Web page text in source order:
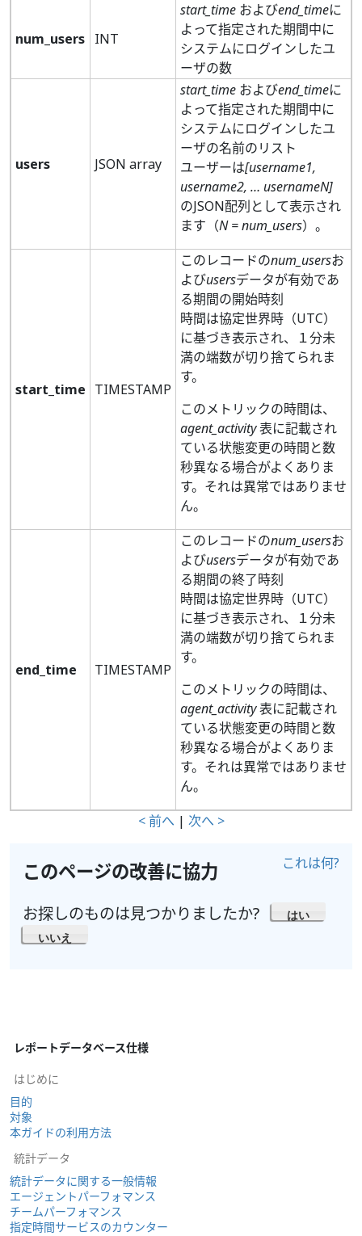
num_users INT
start_timeおよびend_timeに
よって指定された期間中に
システムにログインしたユ
ーザの数
users JSON array
start_timeおよびend_timeに
よって指定された期間中に
システムにログインしたユ
ーザの名前のリスト
ユーザーは[username1,
username2, … usernameN]
のJSON配列として表示され
ます（N = num_users）。
start_time TIMESTAMP
このレコードのnum_usersお
よびusersデータが有効であ
る期間の開始時刻
時間は協定世界時（UTC）
に基づき表示され、１分未
満の端数が切り捨てられま
す。
このメトリックの時間は、
agent_activity表に記載され
ている状態変更の時間と数
秒異なる場合がよくありま
す。それは異常ではありませ
ん。
end_time TIMESTAMP
このレコードのnum_usersお
よびusersデータが有効であ
る期間の終了時刻
時間は協定世界時（UTC）
に基づき表示され、１分未
満の端数が切り捨てられま
す。
このメトリックの時間は、
agent_activity表に記載され
ている状態変更の時間と数
秒異なる場合がよくありま
す。それは異常ではありませ
ん。
< 前へ | 次へ >
このページの改善に協力 これは何?
お探しのものは見つかりましたか?
はい
いいえ
レポートデータベース仕様
はじめに
目的
対象
本ガイドの利用方法
統計データ
統計データに関する一般情報
エージェントパーフォマンス
チームパーフォマンス
指定時間サービスのカウンター